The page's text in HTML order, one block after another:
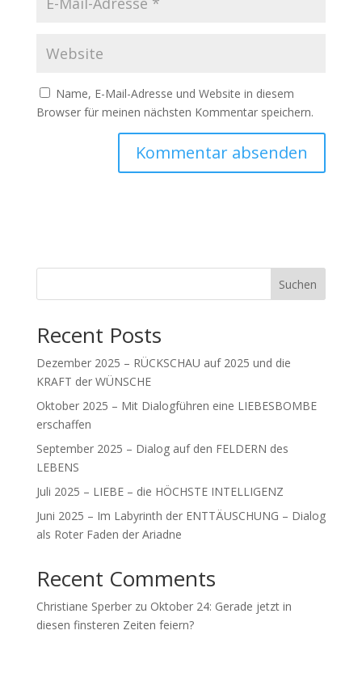
Name, E-Mail-Adresse und Website in diesem
Browser für meinen nächsten Kommentar speichern.
Suchen
Recent Posts
Dezember 2025 – RÜCKSCHAU auf 2025 und die
KRAFT der WÜNSCHE
Oktober 2025 – Mit Dialogführen eine LIEBESBOMBE
erschaffen
September 2025 – Dialog auf den FELDERN des
LEBENS
Juli 2025 – LIEBE – die HÖCHSTE INTELLIGENZ
Juni 2025 – Im Labyrinth der ENTTÄUSCHUNG – Dialog
als Roter Faden der Ariadne
Recent Comments
Christiane Sperberzu Oktober 24: Gerade jetzt in
diesen finsteren Zeiten feiern?